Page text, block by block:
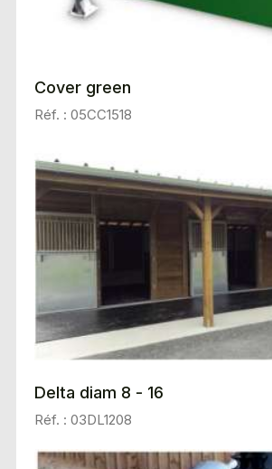
Cover green
Réf. : 05CC1518
Delta diam 8 - 16
Réf. : 03DL1208